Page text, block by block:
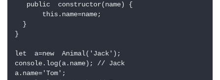
public  constructor(name) {
this.name=name;
}
}
let  a=new  Animal('Jack');
console.log(a.name); // Jack
a.name='Tom';